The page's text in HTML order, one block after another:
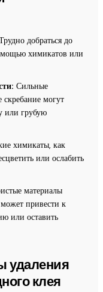
добраться до
химикатов или
Сильные
скребание могут
или грубую
химикаты, как
или ослабить
материалы
привести к
или оставить
удаления
клея